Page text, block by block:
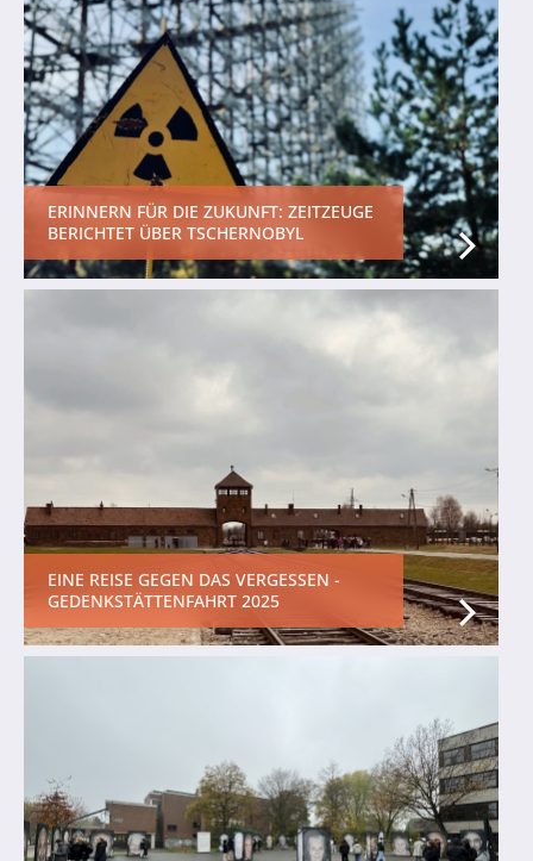
ERINNERN FÜR DIE ZUKUNFT: ZEITZEUGE
BERICHTET ÜBER TSCHERNOBYL
EINE REISE GEGEN DAS VERGESSEN -
GEDENKSTÄTTENFAHRT 2025